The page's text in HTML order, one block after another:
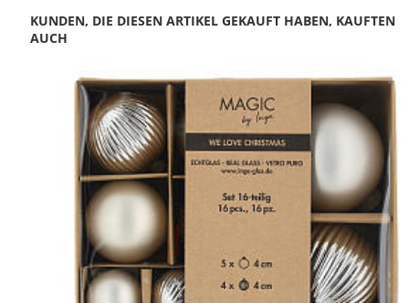
KUNDEN, DIE DIESEN ARTIKEL GEKAUFT HABEN, KAUFTEN
AUCH